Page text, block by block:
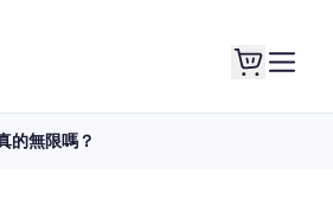
的無限嗎？